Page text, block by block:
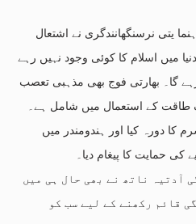
یتی نرسنگھانندگری نے اشتعال
میں اسلام کا کوئی وجود نہیں رہے
گا۔ بھارتی فوج بھی مذہبی تعصب
طاقت کے استعمال میں شامل ہے۔
کا دورہ کیا اور ہندومندر میں
کی حمایت کا پیغام دیا۔
آدتیہ ناتھ نے بھی حال ہی میں
قائم رکھنے کے لیے سب کو